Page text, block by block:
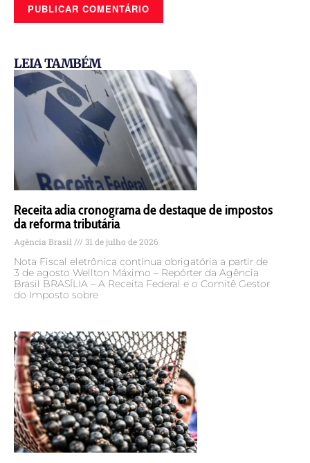
LEIA TAMBÉM
Receita adia cronograma de destaque de impostos
da reforma tributária
Agência Brasil 31 de julho de 2026
Nota Fiscal eletrônica continua obrigatória a partir de
3 de agosto Wellton Máximo – Repórter da Agência
Brasil BRASÍLIA – A Receita Federal e o Comitê Gestor
do Imposto sobre